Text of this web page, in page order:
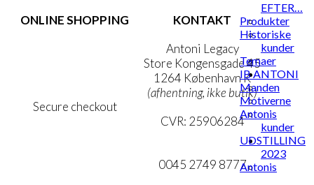
ONLINE SHOPPING
Secure checkout
KONTAKT
Antoni Legacy
Store Kongensgade 45
1264 København K
(afhentning, ikke butik)
CVR: 25906284
mail@ibantoni.com
0045 2749 8777
EFTER…
Produkter
Historiske
kunder
Temaer
IB ANTONI
Manden
Motiverne
Antonis
kunder
UDSTILLING
2023
Antonis